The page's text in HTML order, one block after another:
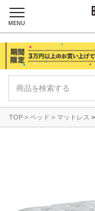
MENU
TOP ベッド マットレス